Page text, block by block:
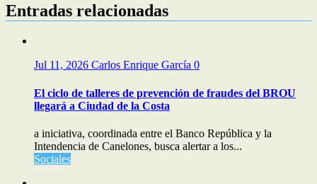
Entradas relacionadas
Jul 11, 2026 Carlos Enrique García 0
El ciclo de talleres de prevención de fraudes del BROU
llegará a Ciudad de la Costa
a iniciativa, coordinada entre el Banco República y la
Intendencia de Canelones, busca alertar a los...
Sociales